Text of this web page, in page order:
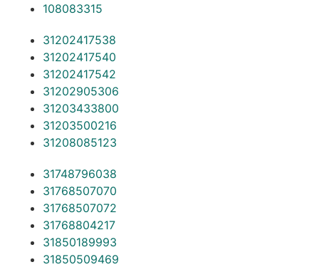
108083315
31202417538
31202417540
31202417542
31202905306
31203433800
31203500216
31208085123
31748796038
31768507070
31768507072
31768804217
31850189993
31850509469